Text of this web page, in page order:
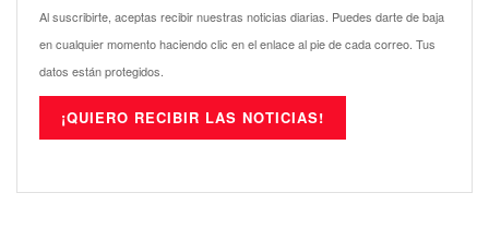
Al suscribirte, aceptas recibir nuestras noticias diarias. Puedes darte de baja
en cualquier momento haciendo clic en el enlace al pie de cada correo. Tus
datos están protegidos.